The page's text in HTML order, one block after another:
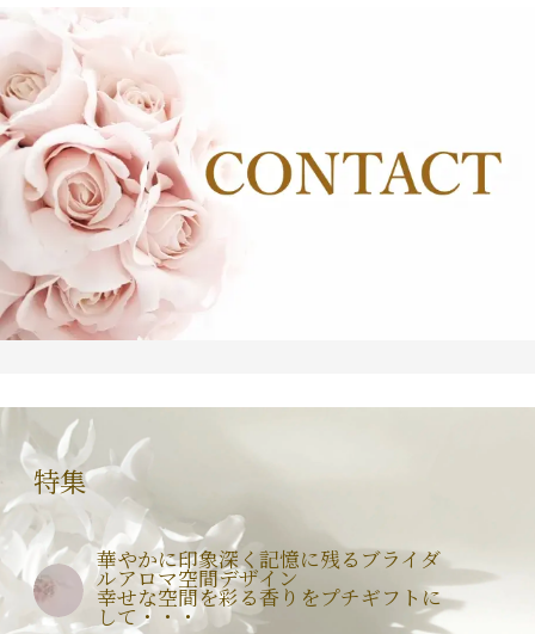
特集
華やかに印象深く記憶に残るブライダ
ルアロマ空間デザイン
幸せな空間を彩る香りをプチギフトに
して・・・